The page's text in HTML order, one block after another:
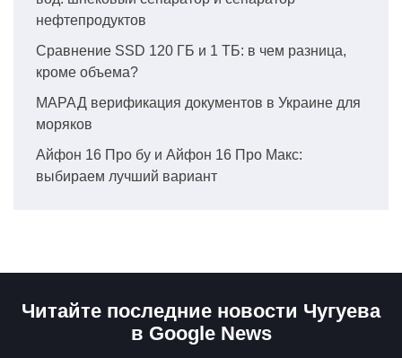
нефтепродуктов
Сравнение SSD 120 ГБ и 1 ТБ: в чем разница,
кроме объема?
МАРАД верификация документов в Украине для
моряков
Айфон 16 Про бу и Айфон 16 Про Макс:
выбираем лучший вариант
Читайте последние новости Чугуева
в Google News